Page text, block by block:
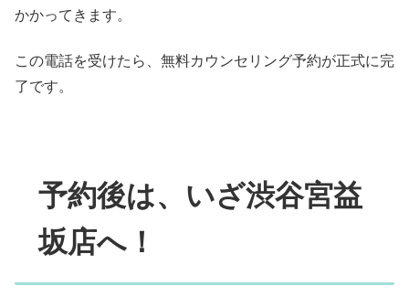
かかってきます。
この電話を受けたら、無料カウンセリング予約が正式に完
了です。
予約後は、いざ渋谷宮益
坂店へ！